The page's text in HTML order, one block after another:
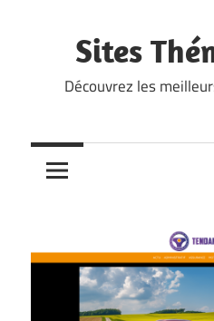
contentSites
Découvrez les